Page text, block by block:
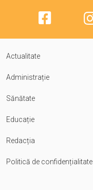
Actualitate
Administrație
Sănătate
Educație
Redacția
Politică de confidențialitate